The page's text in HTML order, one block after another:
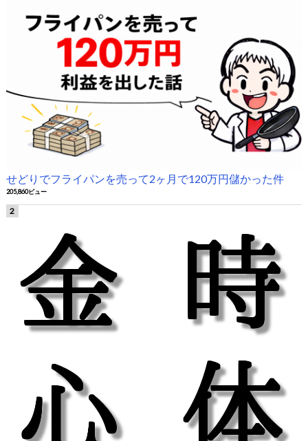
せどりでフライパンを売って2ヶ月で120万円儲かった件
205,860ビュー